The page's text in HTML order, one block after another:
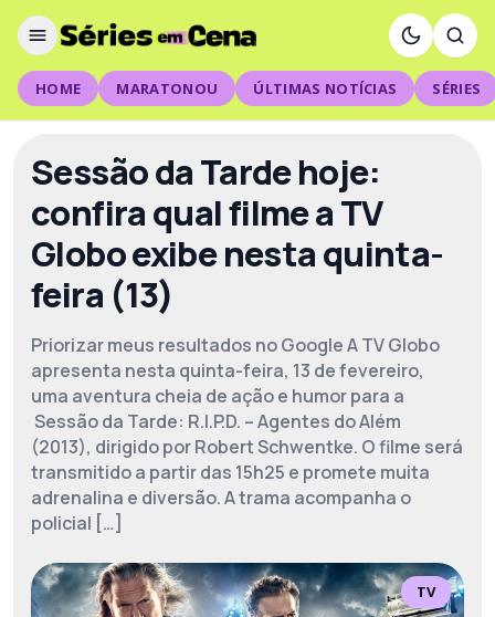
HOME MARATONOU ÚLTIMAS NOTÍCIAS SÉRIES
Sessão da Tarde hoje:
confira qual filme a TV
Globo exibe nesta quinta-
feira (13)
Priorizar meus resultados no Google A TV Globo
apresenta nesta quinta-feira, 13 de fevereiro,
uma aventura cheia de ação e humor para a
Sessão da Tarde: R.I.P.D. – Agentes do Além
(2013), dirigido por Robert Schwentke. O filme será
transmitido a partir das 15h25 e promete muita
adrenalina e diversão. A trama acompanha o
policial […]
TV